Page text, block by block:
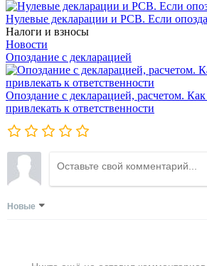
Нулевые декларации и РСВ. Если
Налоги и взносы
Новости
Опоздание с декларацией
Опоздание с декларацией, расчетом. Как
привлекать к ответственности
Новые